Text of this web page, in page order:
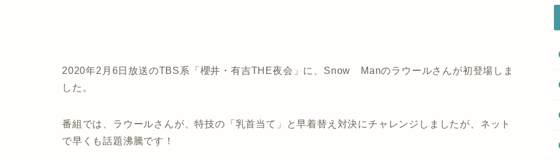
2020年2月6日放送のTBS系「櫻井・有吉THE夜会」に、Snow Manのラウールさんが初登場しま
した。
番組では、ラウールさんが、特技の「乳首当て」と早着替え対決にチャレンジしましたが、ネット
で早くも話題沸騰です！